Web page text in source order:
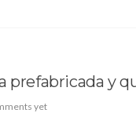
prefabricada y
yet